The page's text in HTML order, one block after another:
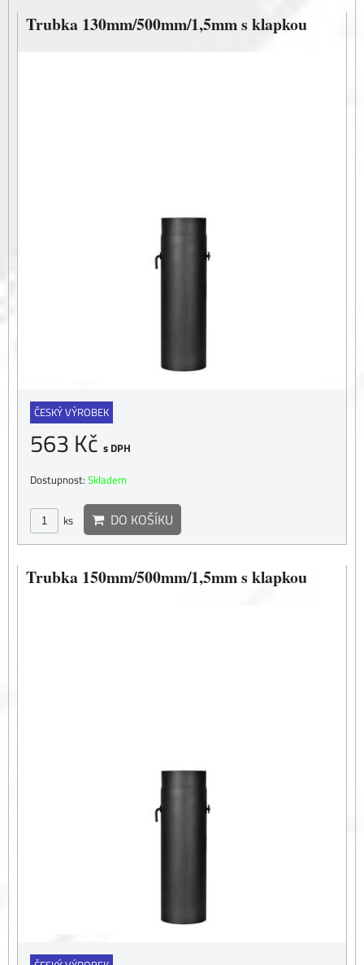
Trubka 130mm/500mm/1,5mm s klapkou
ČESKÝ VÝROBEK
563 Kč s DPH
Dostupnost: Skladem
ks DO KOŠÍKU
Trubka 150mm/500mm/1,5mm s klapkou